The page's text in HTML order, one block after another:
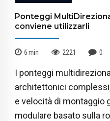
Ponteggi
conviene utilizzarli
6min 2221 0
I ponteggi
architettonici
e velocità di montaggio
modulare basato sulla